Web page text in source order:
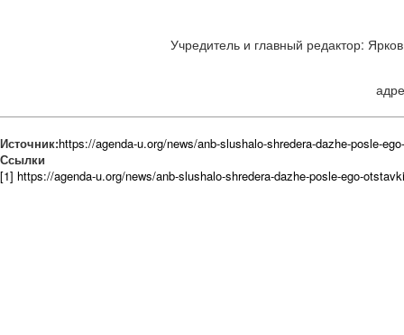
Учредитель и главный редактор:
Источник:https://agenda-u.org/news/anb-slushalo-shredera-dazhe-posle-
Ссылки
[1] https://agenda-u.org/news/anb-slushalo-shredera-dazhe-posle-ego-otstavki